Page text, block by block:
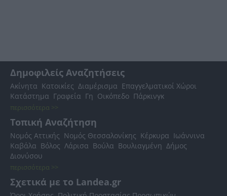
Δημοφιλείς Αναζητήσεις
Ακίνητα Κατοικίες Διαμέρισμα Επαγγελματικοί Χώροι
Κατάστημα Γραφεία Γη Οικόπεδο Πάρκινγκ
περισσότερα >>
Τοπική Αναζήτηση
Νομός Αττικής Νομός Θεσσαλονίκης Κέρκυρα Ιωάννινα
Καβάλα Βόλος Λάρισα Βούλα Βουλιαγμένη Δήμος
Διονύσου
περισσότερα >>
Σχετικά με το Landea.gr